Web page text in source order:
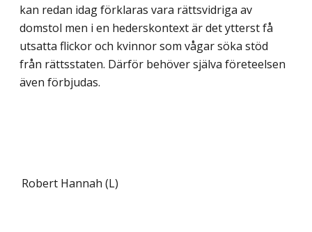
kan redan idag förklaras vara rättsvidriga av
domstol men i en hederskontext är det ytterst få
utsatta flickor och kvinnor som vågar söka stöd
från rättsstaten. Därför behöver själva företeelsen
även förbjudas.
Robert Hannah (L)